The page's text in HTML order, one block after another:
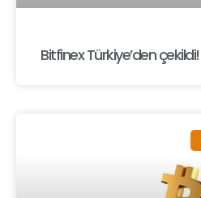
Bitfinex Türkiye’den çekildi!